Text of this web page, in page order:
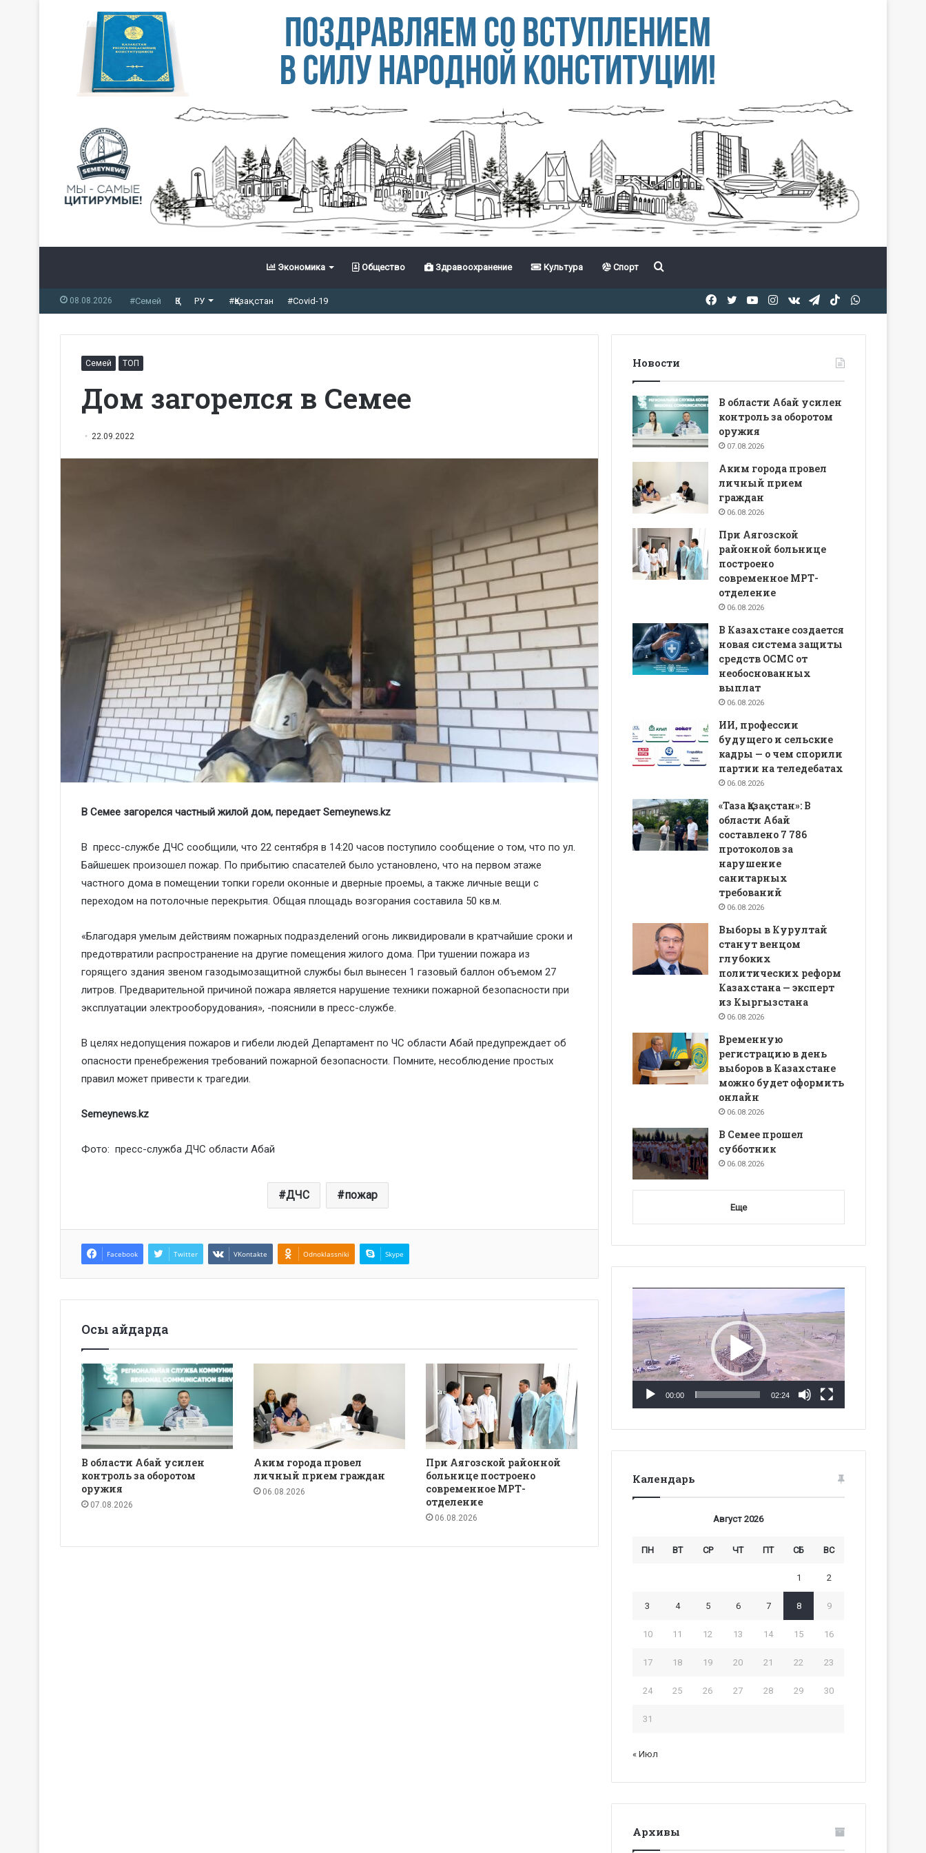
Экономика Общество Здравоохранение Культура Спорт Іздеу
08.08.2026 #Семей ҚЗ РУ #Қазақстан #Covid-19 TikTok
Telegram
vk.com
Instagram
YouTube
Twitter
Facebook
Семей ТОП
Дом загорелся в Семее
22.09.2022
В Семее загорелся частный жилой дом, передает Semeynews.kz
В пресс-службе ДЧС сообщили, что 22 сентября в 14:20 часов поступило сообщение о том, что по ул.
Байшешек произошел пожар. По прибытию спасателей было установлено, что на первом этаже
частного дома в помещении топки горели оконные и дверные проемы, а также личные вещи с
переходом на потолочные перекрытия. Общая площадь возгорания составила 50 кв.м.
«Благодаря умелым действиям пожарных подразделений огонь ликвидировали в кратчайшие сроки и
предотвратили распространение на другие помещения жилого дома. При тушении пожара из
горящего здания звеном газодымозащитной службы был вынесен 1 газовый баллон объемом 27
литров. Предварительной причиной пожара является нарушение техники пожарной безопасности при
эксплуатации электрооборудования», -пояснили в пресс-службе.
В целях недопущения пожаров и гибели людей Департамент по ЧС области Абай предупреждает об
опасности пренебрежения требований пожарной безопасности. Помните, несоблюдение простых
правил может привести к трагедии.
Semeynews.kz
Фото: пресс-служба ДЧС области Абай
ДЧС пожар
Facebook Twitter VKontakte Odnoklassniki Skype
Осы айдарда
В области Абай усилен
контроль за оборотом
оружия
07.08.2026
Аким города провел
личный прием граждан
06.08.2026
При Аягозской районной
больнице построено
современное МРТ-
отделение
06.08.2026
Новости
В области Абай усилен
контроль за оборотом
оружия
07.08.2026
Аким города провел
личный прием
граждан
06.08.2026
При Аягозской
районной больнице
построено
современное МРТ-
отделение
06.08.2026
В Казахстане создается
новая система защиты
средств ОСМС от
необоснованных
выплат
06.08.2026
ИИ, профессии
будущего и сельские
кадры — о чем спорили
партии на теледебатах
06.08.2026
«Таза Қазақстан»: В
области Абай
составлено 7 786
протоколов за
нарушение
санитарных
требований
06.08.2026
Выборы в Курултай
станут венцом
глубоких
политических реформ
Казахстана — эксперт
из Кыргызстана
06.08.2026
Временную
регистрацию в день
выборов в Казахстане
можно будет оформить
онлайн
06.08.2026
В Семее прошел
субботник
06.08.2026
Еще
00:00 02:24
Календарь
Август 2026
ПН ВТ СР ЧТ ПТ СБ ВС
1 2
3 4 5 6 7 8 9
10 11 12 13 14 15 16
17 18 19 20 21 22 23
24 25 26 27 28 29 30
31
« Июл
Архивы